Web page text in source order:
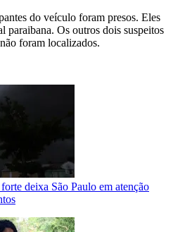
do veículo foram presos. Eles
paraibana. Os outros dois suspeitos
foram localizados.
deixa São Paulo em atenção